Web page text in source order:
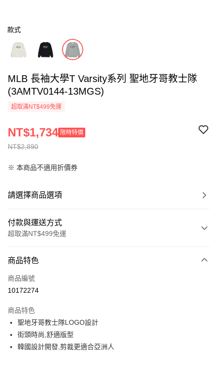
款式
MLB 長袖大學T Varsity系列 聖地牙哥教士隊
(3AMTV0144-13MGS)
超取滿NT$499免運
NT$2,890
NT$1,734 限時特價
※ 本商品不適用折價券
請選擇商品選項
付款與運送方式
超取滿NT$499免運
信用卡一次付款
超商取貨付款
Apple Pay
街口支付
商品特色
商品編號
10172274
商品特色
聖地牙哥教士隊LOGO設計
街頭時尚,舒適版型
韓國設計開發,剪裁更適合亞洲人